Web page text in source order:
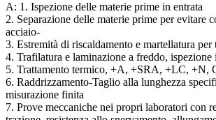
A: 1. Ispezione delle materie prime in entrata
2. Separazione delle materie prime per evitare
acciaio-
3. Estremità di riscaldamento e martellatura
4. Trafilatura e laminazione a freddo, ispezione
5. Trattamento termico, +A, +SRA, +LC, +N,
6. Raddrizzamento-Taglio alla lunghezza
misurazione finita
7. Prove meccaniche nei propri laboratori con